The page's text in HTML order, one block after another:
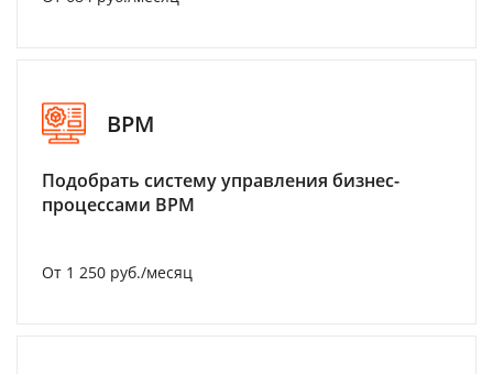
BPM
Подобрать систему управления бизнес-
процессами BPM
От 1 250 руб./месяц